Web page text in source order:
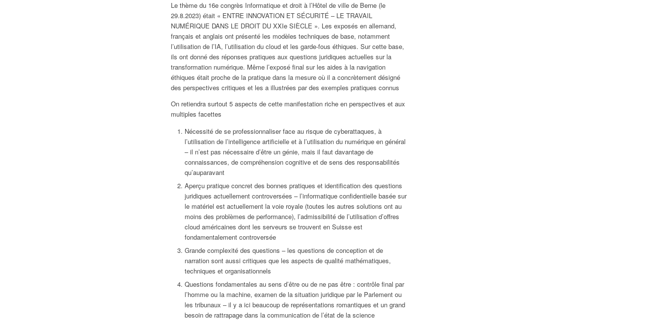
Le thème du 16e congrès Informatique et droit à l’Hôtel de ville de Berne (le
29.8.2023) était « ENTRE INNOVATION ET SÉCURITÉ – LE TRAVAIL
NUMÉRIQUE DANS LE DROIT DU XXIe SIÈCLE ». Les exposés en allemand,
français et anglais ont présenté les modèles techniques de base, notamment
l’utilisation de l’IA, l’utilisation du cloud et les garde-fous éthiques. Sur cette base,
ils ont donné des réponses pratiques aux questions juridiques actuelles sur la
transformation numérique. Même l’exposé final sur les aides à la navigation
éthiques était proche de la pratique dans la mesure où il a concrètement désigné
des perspectives critiques et les a illustrées par des exemples pratiques connus
On retiendra surtout 5 aspects de cette manifestation riche en perspectives et aux
multiples facettes
Nécessité de se professionnaliser face au risque de cyberattaques, à
l’utilisation de l’intelligence artificielle et à l’utilisation du numérique en général
– il n’est pas nécessaire d’être un génie, mais il faut davantage de
connaissances, de compréhension cognitive et de sens des responsabilités
qu’auparavant
Aperçu pratique concret des bonnes pratiques et identification des questions
juridiques actuellement controversées – l’informatique confidentielle basée sur
le matériel est actuellement la voie royale (toutes les autres solutions ont au
moins des problèmes de performance), l’admissibilité de l’utilisation d’offres
cloud américaines dont les serveurs se trouvent en Suisse est
fondamentalement controversée
Grande complexité des questions – les questions de conception et de
narration sont aussi critiques que les aspects de qualité mathématiques,
techniques et organisationnels
Questions fondamentales au sens d’être ou de ne pas être : contrôle final par
l’homme ou la machine, examen de la situation juridique par le Parlement ou
les tribunaux – il y a ici beaucoup de représentations romantiques et un grand
besoin de rattrapage dans la communication de l’état de la science